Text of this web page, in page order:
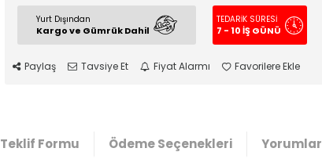
Yurt Dışından
Kargo ve Gümrük Dahil
TEDARİK SÜRESİ
7 - 10 İŞ GÜNÜ
Paylaş Tavsiye Et Fiyat Alarmı Favorilere Ekle
Teklif Formu Ödeme Seçenekleri Yorumlar